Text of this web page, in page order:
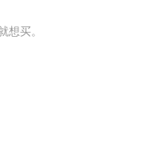
想买。